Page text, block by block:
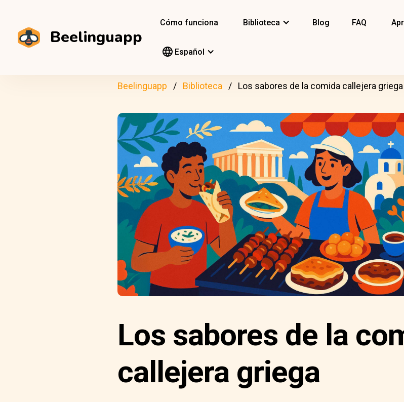
Beelinguapp
Cómo funciona Biblioteca Blog FAQ
Español
Beelinguapp Biblioteca Los sabores de la comida callejera griega
Los sabores de la
callejera griega